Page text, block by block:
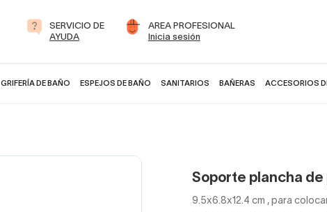
SERVICIO DE
AYUDA
AREA PROFESIONAL
Inicia sesión
GRIFERÍA DE BAÑO ESPEJOS DE BAÑO SANITARIOS BAÑERAS ACCESORIOS
Soporte plancha de
9.5x6.8x12.4 cm , para